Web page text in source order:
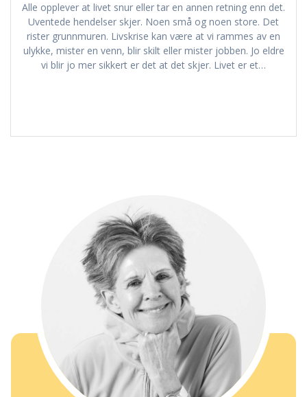
Alle opplever at livet snur eller tar en annen retning enn det.
Uventede hendelser skjer. Noen små og noen store. Det
rister grunnmuren. Livskrise kan være at vi rammes av en
ulykke, mister en venn, blir skilt eller mister jobben. Jo eldre
vi blir jo mer sikkert er det at det skjer. Livet er et…